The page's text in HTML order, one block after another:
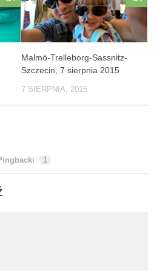
Malmö-Trelleborg-Sassnitz-
Szczecin, 7 sierpnia 2015
7 SIERPNIA, 2015
1